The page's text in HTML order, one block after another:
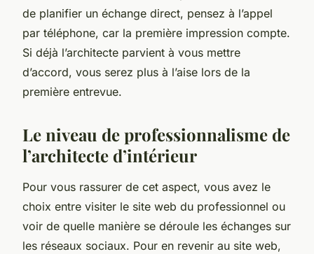
de planifier un échange direct, pensez à l’appel
par téléphone, car la première impression compte.
Si déjà l’architecte parvient à vous mettre
d’accord, vous serez plus à l’aise lors de la
première entrevue.
Le niveau de professionnalisme de
l’architecte d’intérieur
Pour vous rassurer de cet aspect, vous avez le
choix entre visiter le site web du professionnel ou
voir de quelle manière se déroule les échanges sur
les réseaux sociaux. Pour en revenir au site web,